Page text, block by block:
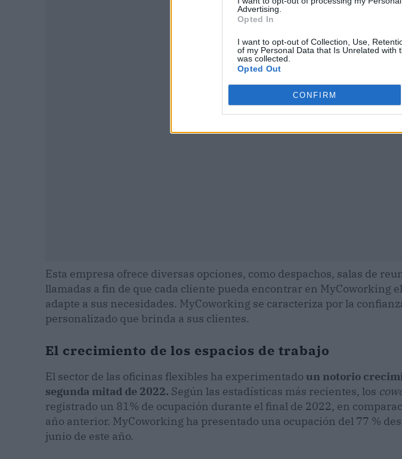
Advertising.
Opted In
I want to opt-out of Collection, Use,
of my Personal Data that Is Unrelated with
was collected.
Opted Out
CONFIRM
Publicidad
Esta empresa ofrece diversas opciones, como despachos, salas de
llamadas a fin de que cada cliente pueda encontrar en MyCoworking
adapte a sus necesidades. MyCoworking se caracteriza por la
personalizado que brinda a sus clientes.
El crecimiento de los espacios de trabajo
El sector de las oficinas flexibles ha experimentado un notorio
segunda mitad de 2022. Según las estadísticas más recientes, los
registrado un 81% de ocupación durante el final de 2022, en
año anterior. MyCoworking ha presentado una ocupación del 77 %
junio de este año.